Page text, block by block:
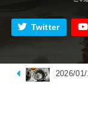
Twitter
2026/